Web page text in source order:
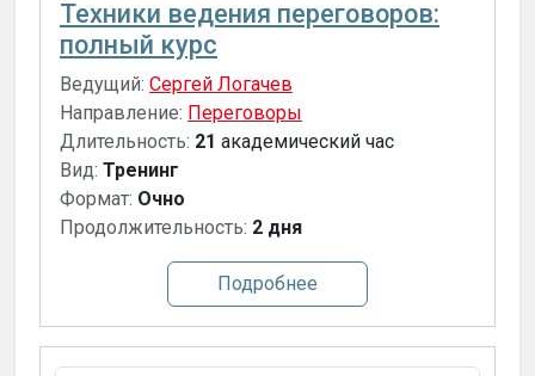
Техники ведения переговоров:
полный курс
Ведущий: Сергей Логачев
Направление: Переговоры
Длительность: 21 академический час
Вид: Тренинг
Формат: Очно
Продолжительность: 2 дня
Подробнее